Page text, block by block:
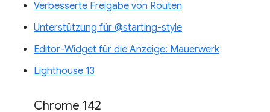
Verbesserte Freigabe von Routen
Unterstützung für @starting-style
Editor-Widget für die Anzeige: Mauerwerk
Lighthouse 13
Chrome 142